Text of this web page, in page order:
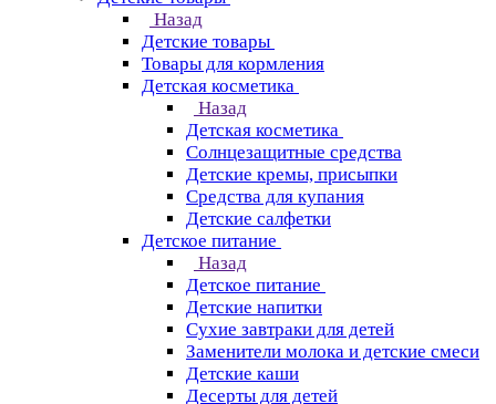
Назад
Детские товары
Товары для кормления
Детская косметика
Назад
Детская косметика
Солнцезащитные средства
Детские кремы, присыпки
Средства для купания
Детские салфетки
Детское питание
Назад
Детское питание
Детские напитки
Сухие завтраки для детей
Заменители молока и детские смеси
Детские каши
Десерты для детей